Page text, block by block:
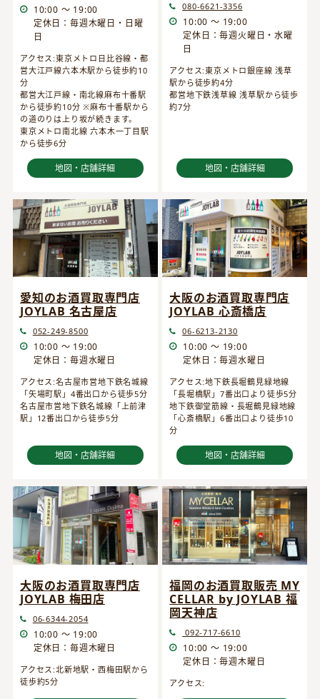
10:00 ～ 19:00
定休日：毎週木曜日・日曜
日
アクセス:東京メトロ日比谷線・都
営大江戸線六本木駅から徒歩約10
分
都営大江戸線・南北線麻布十番駅
から徒歩約10分 ※麻布十番駅から
の道のりは上り坂が続きます。
東京メトロ南北線 六本木一丁目駅
から徒歩6分
地図・店舗詳細
080-6621-3356
10:00 ～ 19:00
定休日：毎週火曜日・水曜
日
アクセス:東京メトロ銀座線 浅草
駅から徒歩約4分
都営地下鉄浅草線 浅草駅から徒歩
約7分
地図・店舗詳細
愛知のお酒買取専門店
JOYLAB 名古屋店
052-249-8500
10:00 ～ 19:00
定休日：毎週水曜日
アクセス:名古屋市営地下鉄名城線
「矢場町駅」4番出口から徒歩5分
名古屋市営地下鉄名城線「上前津
駅」12番出口から徒歩5分
地図・店舗詳細
大阪のお酒買取専門店
JOYLAB 心斎橋店
06-6213-2130
10:00 ～ 19:00
定休日：毎週水曜日
アクセス:地下鉄長堀鶴見緑地線
「長堀橋駅」7番出口より徒歩5分
地下鉄御堂筋線・長堀鶴見緑地線
「心斎橋駅」6番出口より徒歩10
分
地図・店舗詳細
大阪のお酒買取専門店
JOYLAB 梅田店
06-6344-2054
10:00 ～ 19:00
定休日：毎週木曜日
アクセス:北新地駅・西梅田駅から
徒歩約5分
福岡のお酒買取販売 MY
CELLAR by JOYLAB 福
岡天神店
092-717-6610
10:00 ～ 19:00
定休日：毎週木曜日
アクセス: